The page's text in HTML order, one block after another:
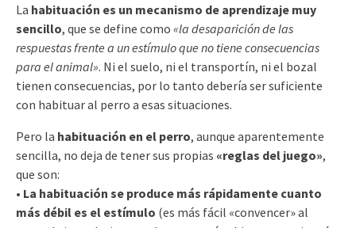
La habituación es un mecanismo de aprendizaje muy
sencillo, que se define como «la desaparición de las
respuestas frente a un estímulo que no tiene consecuencias
para el animal». Ni el suelo, ni el transportín, ni el bozal
tienen consecuencias, por lo tanto debería ser suficiente
con habituar al perro a esas situaciones.
Pero la habituación en el perro, aunque aparentemente
sencilla, no deja de tener sus propias «reglas del juego»,
que son:
• La habituación se produce más rápidamente cuanto
más débil es el estímulo (es más fácil «convencer» al